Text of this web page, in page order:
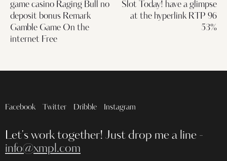
game casino Raging Bull no
deposit bonus Remark
Gamble Game On the
internet Free
Slot Today! have a glimpse
at the hyperlink RTP 96
53%
Facebook Twitter Dribble Instagram
Let's work together! Just drop me a line -
info@xmpl.com